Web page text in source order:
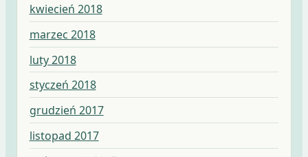
kwiecień 2018
marzec 2018
luty 2018
styczeń 2018
grudzień 2017
listopad 2017